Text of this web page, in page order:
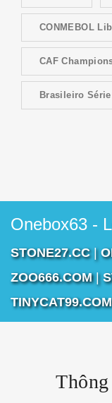
CONMEBOL
CAF
Brasileiro
Onebox63 -
STONE27.CC|
ZOO666.COM|
TINYCAT99.COM